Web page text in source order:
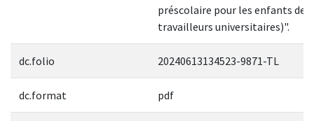
préscolaire pour les enfants des
travailleurs universitaires)".
dc.folio 20240613134523-9871-TL
dc.format pdf